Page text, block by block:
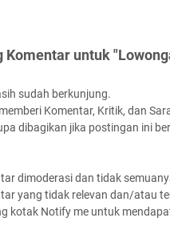
Komentar untuk
sudah berkunjung.
Komentar, Kritik, dan
dibagikan jika postingan ini
dimoderasi dan tidak
yang tidak relevan dan/atau
kotak Notify me untuk